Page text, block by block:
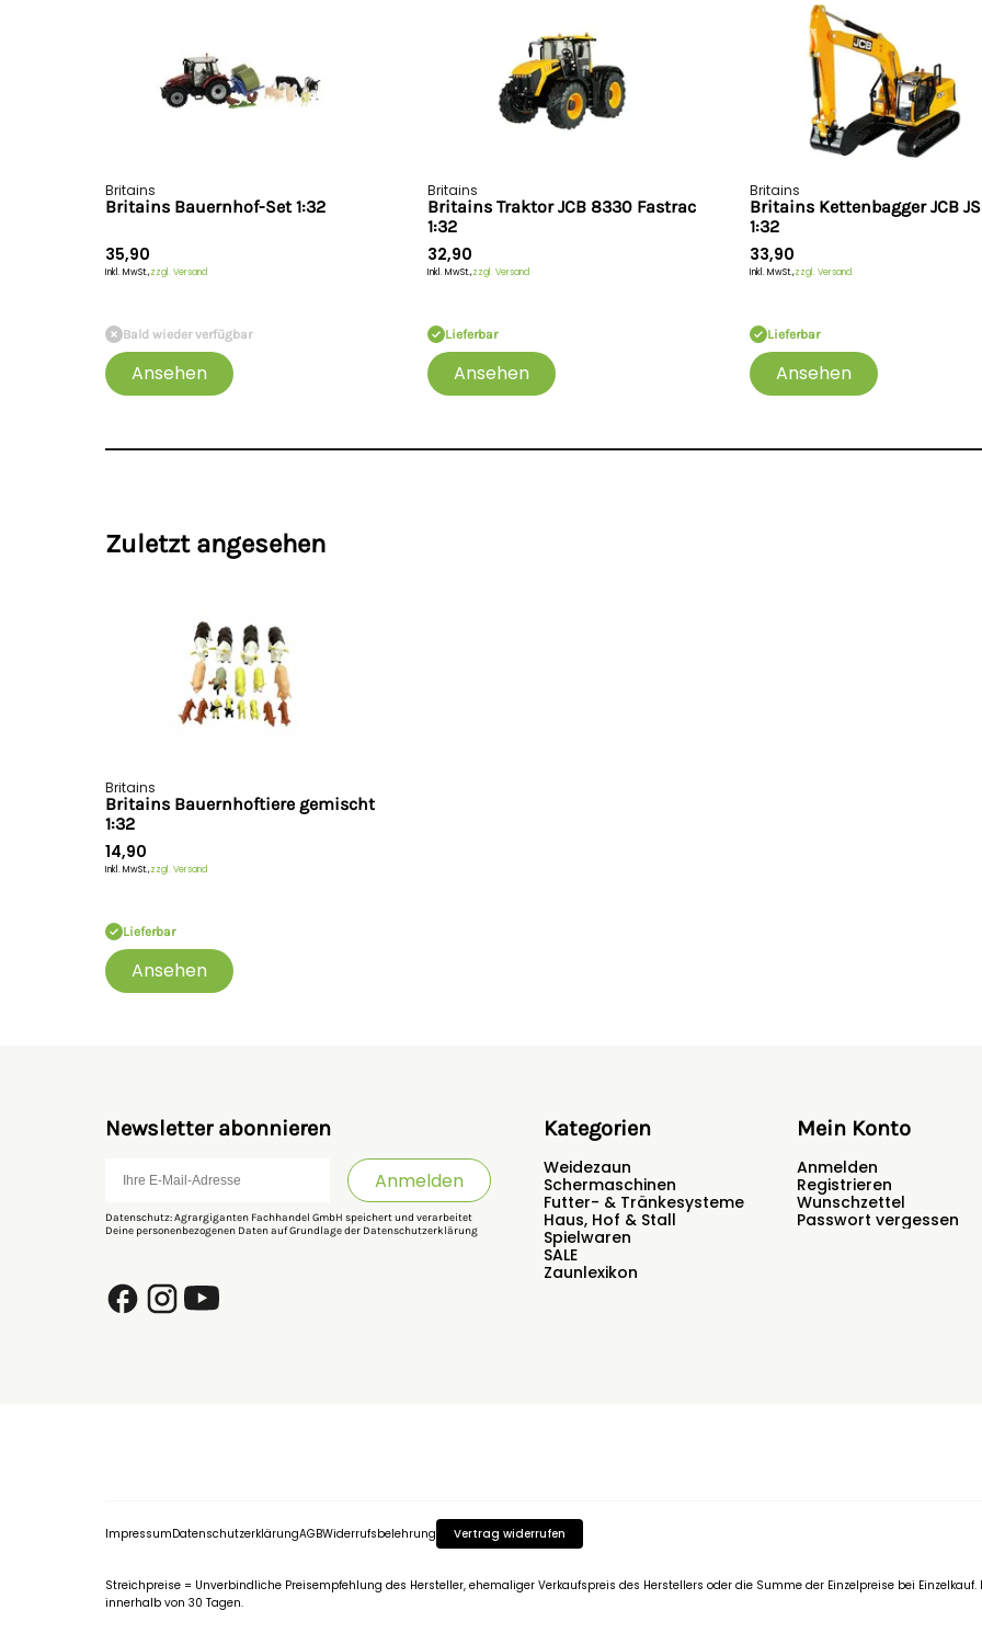
Britains
Britains Bauernhof-Set 1:32
35,90
Inkl. MwSt.,zzgl. Versand
Bald wieder verfügbar
Ansehen
Britains
Britains Traktor JCB 8330 Fastrac
1:32
32,90
Inkl. MwSt.,zzgl. Versand
Lieferbar
Ansehen
Britains
Britains Kettenbagger JCB
1:32
33,90
Inkl. MwSt.,zzgl. Versand
Lieferbar
Ansehen
Zuletzt angesehen
Britains
Britains Bauernhoftiere gemischt
1:32
14,90
Inkl. MwSt.,zzgl. Versand
Lieferbar
Ansehen
Newsletter abonnieren
Anmelden
Datenschutz: Agrargiganten Fachhandel GmbH speichert und verarbeitet
Deine personenbezogenen Daten auf Grundlage der Datenschutzerklärung
Kategorien
Weidezaun
Schermaschinen
Futter- & Tränkesysteme
Haus, Hof & Stall
Spielwaren
SALE
Zaunlexikon
Mein Konto
Anmelden
Registrieren
Wunschzettel
Passwort vergessen
ImpressumDatenschutzerklärungAGBWiderrufsbelehrung Vertrag widerrufen
Streichpreise = Unverbindliche Preisempfehlung des Hersteller, ehemaliger Verkaufspreis des Herstellers oder die Summe der Einzelpreise bei
innerhalb von 30 Tagen.